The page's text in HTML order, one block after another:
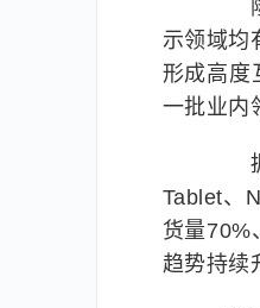
隆
示领域均
形成高度
一批业内
据
Tablet、
货量70%
趋势持续